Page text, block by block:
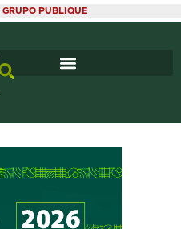
GRUPO PUBLIQUE